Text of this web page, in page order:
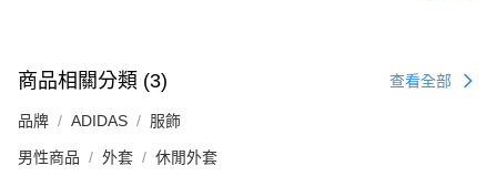
商品相關分類 (3) 查看全部
品牌 ADIDAS 服飾
男性商品 外套 休閒外套